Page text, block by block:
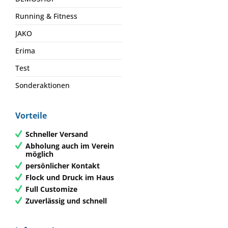
Running & Fitness
JAKO
Erima
Test
Sonderaktionen
Vorteile
Schneller Versand
Abholung auch im Verein
möglich
persönlicher Kontakt
Flock und Druck im Haus
Full Customize
Zuverlässig und schnell